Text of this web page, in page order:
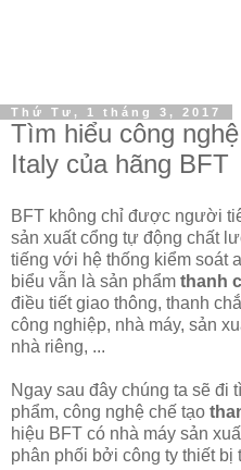
Thứ Tư, 1 tháng 3, 2017
Tìm hiểu công
Italy của hãng BFT
BFT không chỉ được người
sản xuất cổng tự động chất
tiếng với hệ thống kiểm soát
biểu vẫn là sản phẩm thanh
điều tiết giao thông, thanh
công nghiệp, nhà máy, sản
nhà riêng, ...
Ngay sau đây chúng ta sẽ đi
phẩm, công nghệ chế tạo
hiệu BFT có nhà máy sản
phân phối bởi công ty thiết bị